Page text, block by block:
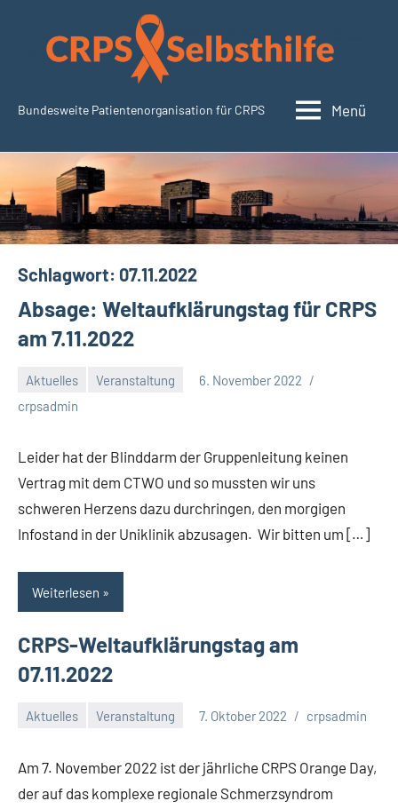
springen
CRPSSelbsthilfe.org
Bundesweite Patientenorganisation für CRPS Menü
Schlagwort: 07.11.2022
Absage: Weltaufklärungstag für CRPS
am 7.11.2022
Aktuelles Veranstaltung
6. November 2022
crpsadmin
Leider hat der Blinddarm der Gruppenleitung keinen
Vertrag mit dem CTWO und so mussten wir uns
schweren Herzens dazu durchringen, den morgigen
Infostand in der Uniklinik abzusagen. Wir bitten um […]
Weiterlesen
CRPS-Weltaufklärungstag am
07.11.2022
Aktuelles Veranstaltung 7. Oktober 2022 crpsadmin
Am 7. November 2022 ist der jährliche CRPS Orange Day,
der auf das komplexe regionale Schmerzsyndrom